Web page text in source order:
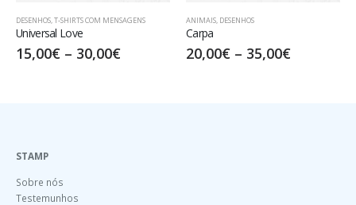
DESENHOS,T-SHIRTS COM MENSAGENS
Universal Love
15,00€ – 30,00€
ANIMAIS, DESENHOS
Carpa
20,00€ – 35,00€
STAMP
Sobre nós
Testemunhos